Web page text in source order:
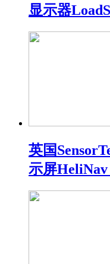
显示器
英国
示屏